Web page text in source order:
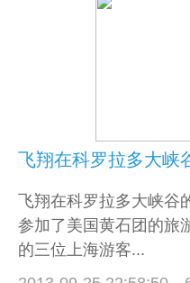
飞翔在科罗拉多大峡
参加了美国黄石团的旅
的三位上海游客...